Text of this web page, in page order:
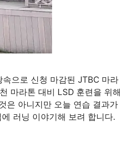
으로 신청 마감된 JTBC 마라
마라톤 대비 LSD 훈련을 위해
은 아니지만 오늘 연습 결과가
러닝 이야기해 보려 합니다.